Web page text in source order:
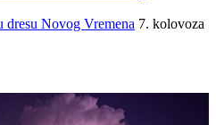
Novog Vremena 7. kolovoza